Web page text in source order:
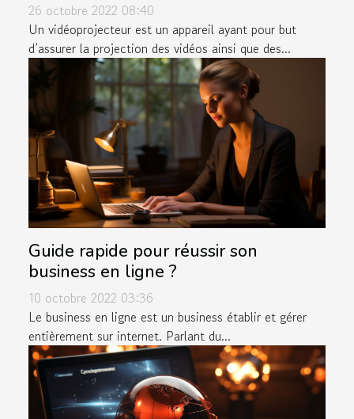
26 octobre 2022 08:40
Un vidéoprojecteur est un appareil ayant pour but
d’assurer la projection des vidéos ainsi que des...
Guide rapide pour réussir son
business en ligne ?
10 octobre 2022 03:36
Le business en ligne est un business établir et gérer
entièrement sur internet. Parlant du...